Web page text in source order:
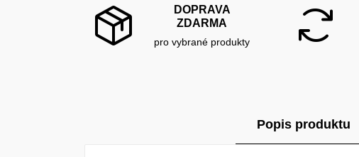
DOPRAVA
ZDARMA
pro vybrané produkty
Popis produktu